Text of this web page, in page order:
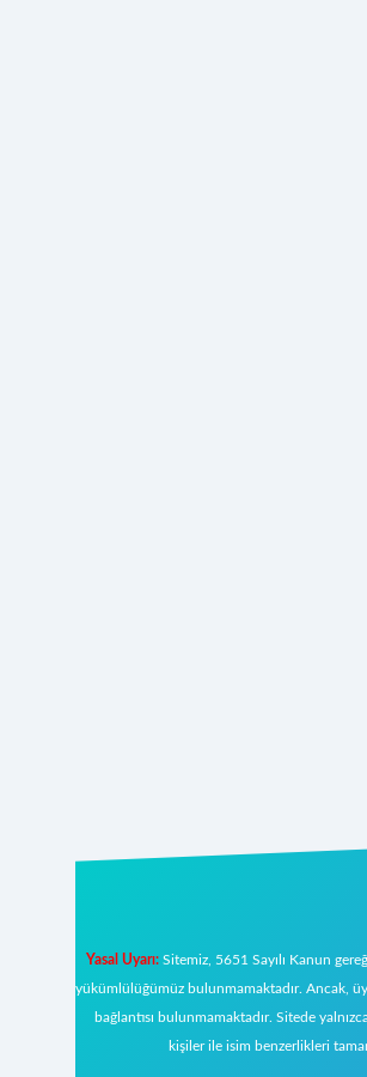
Yasal Uyarı:Sitemiz, 5651 Sayılı Kanun
yükümlülüğümüz bulunmamaktadır. Ancak,
bağlantısı bulunmamaktadır. Sitede
kişiler ile isim benzerlikleri